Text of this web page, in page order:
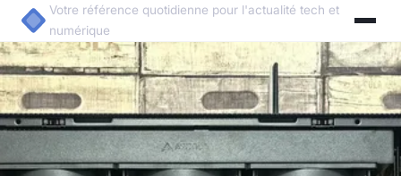
Votre référence quotidienne pour l'actualité tech et
numérique